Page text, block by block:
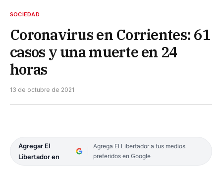
SOCIEDAD
Coronavirus en Corrientes: 61
casos y una muerte en 24
horas
13 de octubre de 2021
Agregar El
Libertador en
Agrega El Libertador a tus medios
preferidos en Google